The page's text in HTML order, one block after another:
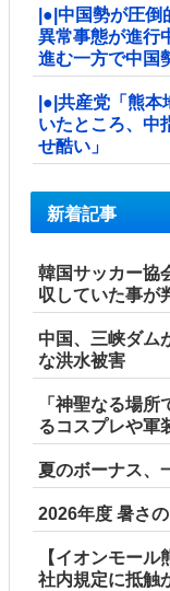
|●|中国勢が圧
異常事態が進行
進む一方で中
|●|共産党「熊
いたところ、中
せ酷い」
新着記事
韓国サッカー協
収していた事が
中国、三峡ダム
な洪水被害
「神聖なる場
るコスプレや軍
夏のボーナス、
2026年度 暑さ
【イオンモール
社内規定に抵触